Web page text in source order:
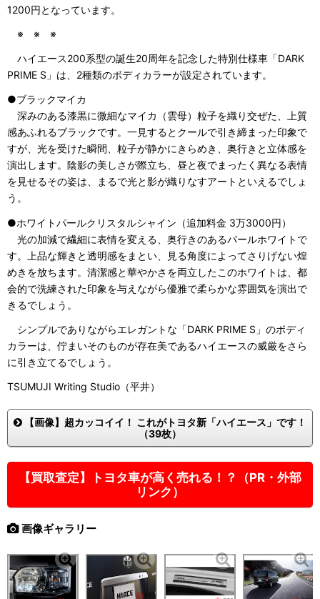
1200円となっています。
※ ※ ※
ハイエース200系型の誕生20周年を記念した特別仕様車「DARK
PRIME S」は、2種類のボディカラーが設定されています。
●ブラックマイカ
深みのある漆黒に微細なマイカ（雲母）粒子を織り交ぜた、上質
感あふれるブラックです。一見するとクールで引き締まった印象で
すが、光を受けた瞬間、粒子が静かにきらめき、奥行きと立体感を
演出します。陰影の美しさが際立ち、昼と夜でまったく異なる表情
を見せるその姿は、まるで光と影が織りなすアートといえるでしょ
う。
●ホワイトパールクリスタルシャイン（追加料金 3万3000円）
光の加減で繊細に表情を変える、奥行きのあるパールホワイトで
す。上品な輝きと透明感をまとい、見る角度によってさりげない煌
めきを放ちます。清潔感と華やかさを両立したこのホワイトは、都
会的で洗練された印象を与えながら優雅で柔らかな雰囲気を演出で
きるでしょう。
シンプルでありながらエレガントな「DARK PRIME S」のボディ
カラーは、佇まいそのものが存在美であるハイエースの威厳をさら
に引き立てるでしょう。
TSUMUJI Writing Studio（平井）
【画像】超カッコイイ！ これがトヨタ新「ハイエース」です！
（39枚）
【買取査定】トヨタ車が高く売れる！？（PR・外部
リンク）
画像ギャラリー